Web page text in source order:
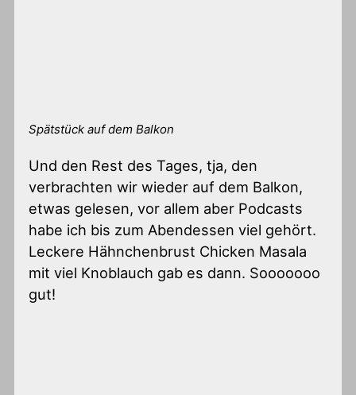
Spätstück auf dem Balkon
Und den Rest des Tages, tja, den
verbrachten wir wieder auf dem Balkon,
etwas gelesen, vor allem aber Podcasts
habe ich bis zum Abendessen viel gehört.
Leckere Hähnchenbrust Chicken Masala
mit viel Knoblauch gab es dann. Sooooooo
gut!